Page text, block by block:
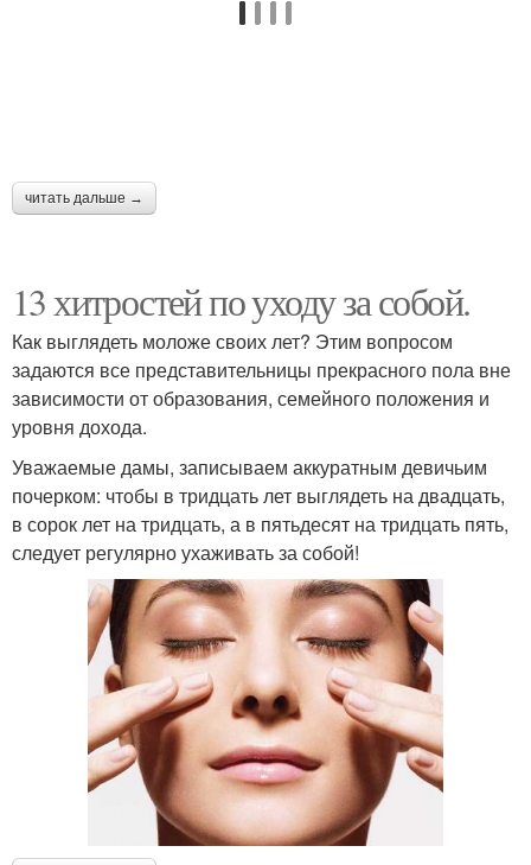
читать дальше →
13 хитростей по уходу за собой.
Как выглядеть моложе своих лет? Этим вопросом
задаются все представительницы прекрасного пола вне
зависимости от образования, семейного положения и
уровня дохода.
Уважаемые дамы, записываем аккуратным девичьим
почерком: чтобы в тридцать лет выглядеть на двадцать,
в сорок лет на тридцать, а в пятьдесят на тридцать пять,
следует регулярно ухаживать за собой!